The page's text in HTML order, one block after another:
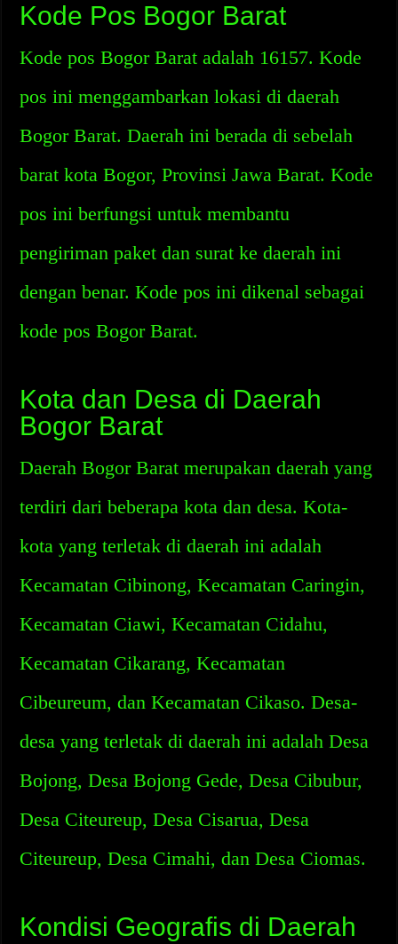
Kode Pos Bogor Barat
Kode pos Bogor Barat adalah 16157. Kode
pos ini menggambarkan lokasi di daerah
Bogor Barat. Daerah ini berada di sebelah
barat kota Bogor, Provinsi Jawa Barat. Kode
pos ini berfungsi untuk membantu
pengiriman paket dan surat ke daerah ini
dengan benar. Kode pos ini dikenal sebagai
kode pos Bogor Barat.
Kota dan Desa di Daerah
Bogor Barat
Daerah Bogor Barat merupakan daerah yang
terdiri dari beberapa kota dan desa. Kota-
kota yang terletak di daerah ini adalah
Kecamatan Cibinong, Kecamatan Caringin,
Kecamatan Ciawi, Kecamatan Cidahu,
Kecamatan Cikarang, Kecamatan
Cibeureum, dan Kecamatan Cikaso. Desa-
desa yang terletak di daerah ini adalah Desa
Bojong, Desa Bojong Gede, Desa Cibubur,
Desa Citeureup, Desa Cisarua, Desa
Citeureup, Desa Cimahi, dan Desa Ciomas.
Kondisi Geografis di Daerah